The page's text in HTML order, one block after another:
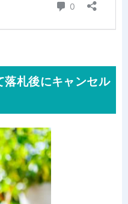
落札後にキャンセル